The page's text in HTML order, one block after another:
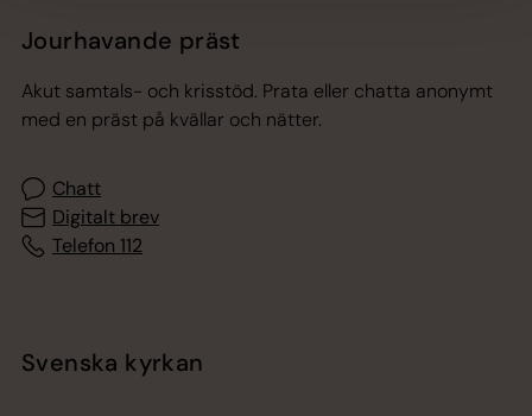
Jourhavande präst
Akut samtals- och krisstöd. Prata eller chatta anonymt
med en präst på kvällar och nätter.
Chatt
Digitalt brev
Telefon 112
Svenska kyrkan